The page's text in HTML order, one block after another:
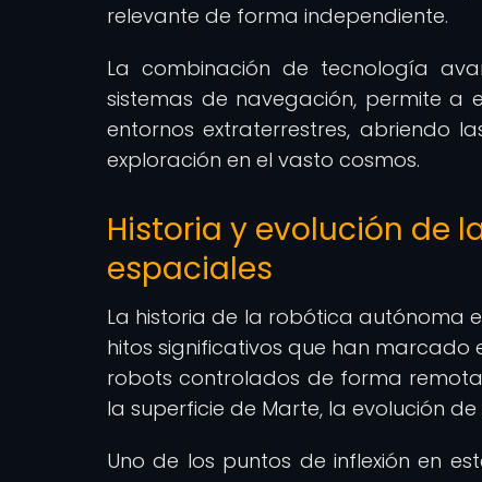
relevante de forma independiente.
La combinación de tecnología
sistemas de navegación, permite a
entornos extraterrestres, abriendo
exploración en el vasto cosmos.
Historia y evolución de
espaciales
La historia de la robótica autónoma
hitos significativos que han marcado
robots controlados de forma
la superficie de Marte, la evolución
Uno de los puntos de inflexión en